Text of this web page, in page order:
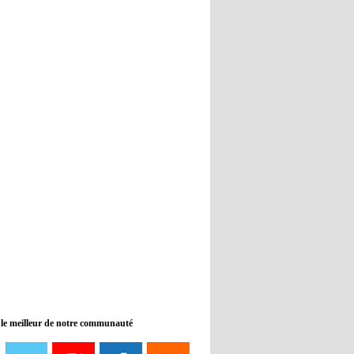
08:21 - 2022/11/08
Liverpool mis en vente par son
meilleur de notre communauté